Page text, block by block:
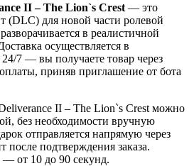
II – The Lion`s Crest — это
(DLC) для новой части ролевой
в реалистичной
осуществляется в
7 — вы получаете товар через
приняв приглашение от бота
II – The Lion`s Crest можно
без необходимости вручную
отправляется напрямую через
после подтверждения заказа.
— от 10 до 90 секунд.